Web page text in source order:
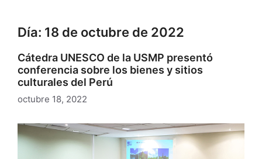
Día: 18 de octubre de 2022
Cátedra UNESCO de la USMP presentó
conferencia sobre los bienes y sitios
culturales del Perú
octubre 18, 2022